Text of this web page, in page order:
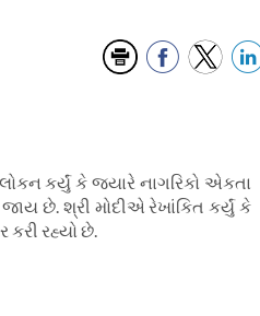
કર્યું કે જ્યારે નાગરિકો એકતા
છે. શ્રી મોદીએ રેખાંકિત કર્યું કે
રહ્યો છે.